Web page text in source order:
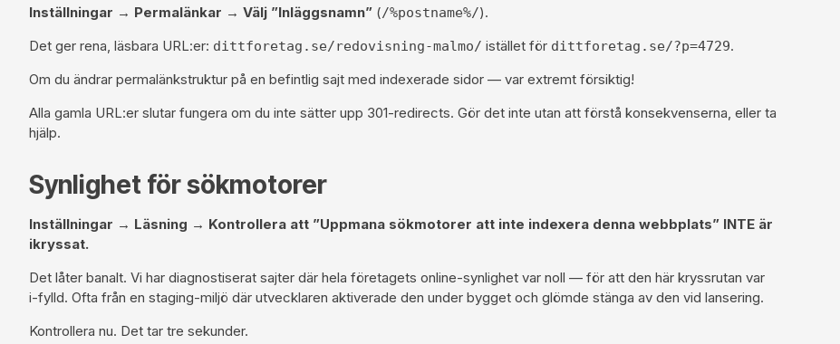
Inställningar → Permalänkar → Välj ”Inläggsnamn” (/%postname%/).
Det ger rena, läsbara URL:er: dittforetag.se/redovisning-malmo/ istället för dittforetag.se/?p=4729.
Om du ändrar permalänkstruktur på en befintlig sajt med indexerade sidor — var extremt försiktig!
Alla gamla URL:er slutar fungera om du inte sätter upp 301-redirects. Gör det inte utan att förstå konsekvenserna, eller ta
hjälp.
Synlighet för sökmotorer
Inställningar → Läsning → Kontrollera att ”Uppmana sökmotorer att inte indexera denna webbplats” INTE är
ikryssat.
Det låter banalt. Vi har diagnostiserat sajter där hela företagets online-synlighet var noll — för att den här kryssrutan var
i-fylld. Ofta från en staging-miljö där utvecklaren aktiverade den under bygget och glömde stänga av den vid lansering.
Kontrollera nu. Det tar tre sekunder.